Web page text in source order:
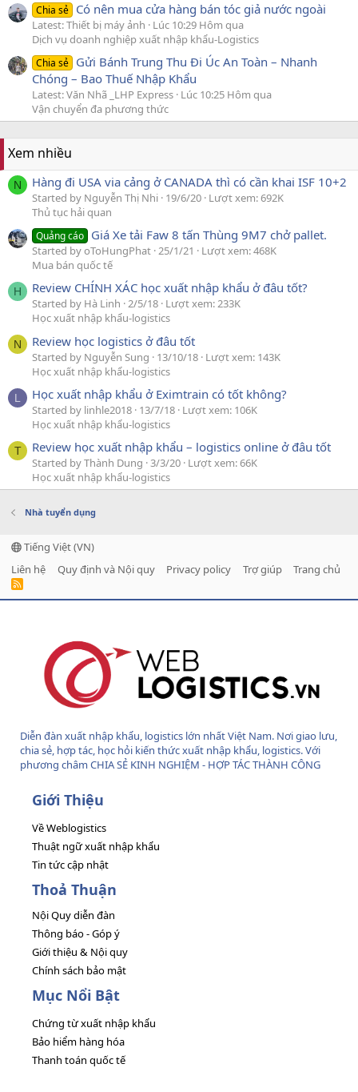
Chia sẻ Có nên mua cửa hàng bán tóc giả nước ngoài
Latest: Thiết bị máy ảnh
Lúc 10:29 Hôm qua
Dịch vụ doanh nghiệp xuất nhập khẩu-Logistics
Chia sẻ Gửi Bánh Trung Thu Đi Úc An Toàn – Nhanh
Chóng – Bao Thuế Nhập Khẩu
Latest: Văn Nhã _LHP Express Lúc 10:25 Hôm qua
Vận chuyển đa phương thức
Xem nhiều
N Hàng đi USA via cảng ở CANADA thì có cần khai ISF 10+2
Started by Nguyễn Thị Nhi 19/6/20 Lượt xem: 692K
Thủ tục hải quan
Quảng cáo Giá Xe tải Faw 8 tấn Thùng 9M7 chở pallet.
Started by oToHungPhat 25/1/21
Lượt xem: 468K
Mua bán quốc tế
H Review CHÍNH XÁC học xuất nhập khẩu ở đâu tốt?
Started by Hà Linh 2/5/18 Lượt xem: 233K
Học xuất nhập khẩu-logistics
N Review học logistics ở đâu tốt
Started by Nguyễn Sung 13/10/18 Lượt xem: 143K
Học xuất nhập khẩu-logistics
L Học xuất nhập khẩu ở Eximtrain có tốt không?
Started by linhle2018 13/7/18 Lượt xem: 106K
Học xuất nhập khẩu-logistics
T Review học xuất nhập khẩu – logistics online ở đâu tốt
Started by Thành Dung 3/3/20 Lượt xem: 66K
Học xuất nhập khẩu-logistics
Nhà tuyển dụng
Tiếng Việt (VN)
Liên hệ
Quy định và Nội quy Privacy policy Trợ giúp Trang chủ
R
Diễn đàn xuất nhập khẩu, logistics lớn nhất Việt Nam. Nơi giao lưu,
chia sẻ, hợp tác, học hỏi kiến thức xuất nhập khẩu, logistics. Với
phương châm CHIA SẺ KINH NGHIỆM - HỢP TÁC THÀNH CÔNG
Giới Thiệu
Về Weblogistics
Thuật ngữ xuất nhập khẩu
Tin tức cập nhật
Thoả Thuận
Nội Quy diễn đàn
Thông báo - Góp ý
Giới thiệu & Nội quy
Chính sách bảo mật
Mục Nổi Bật
Chứng từ xuất nhập khẩu
Bảo hiểm hàng hóa
Thanh toán quốc tế